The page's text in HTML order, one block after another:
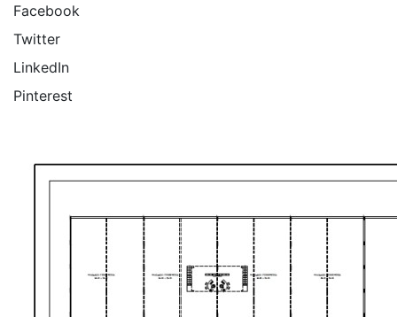
Facebook
Twitter
LinkedIn
Pinterest